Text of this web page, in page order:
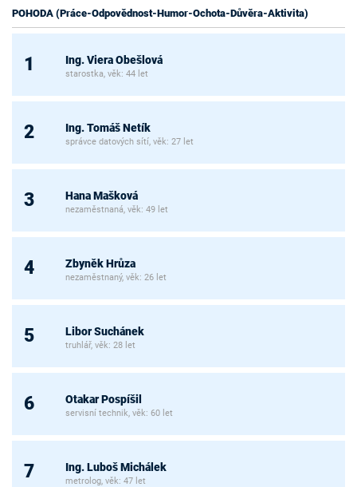
POHODA (Práce-Odpovědnost-Humor-Ochota-Důvěra-Aktivita)
1 Ing. Viera Obešlová
starostka, věk: 44 let
2 Ing. Tomáš Netík
správce datových sítí, věk: 27 let
3 Hana Mašková
nezaměstnaná, věk: 49 let
4 Zbyněk Hrůza
nezaměstnaný, věk: 26 let
5 Libor Suchánek
truhlář, věk: 28 let
6 Otakar Pospíšil
servisní technik, věk: 60 let
7 Ing. Luboš Michálek
metrolog, věk: 47 let